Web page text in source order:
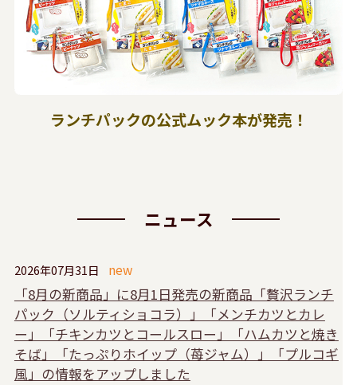
ランチパックの公式ムック本が発売！
ニュース
2026年07月31日
「8月の新商品」に8月1日発売の新商品「贅沢ランチ
パック（ソルティショコラ）」「メンチカツとカレ
ー」「チキンカツとコールスロー」「ハムカツと焼き
そば」「たっぷりホイップ（苺ジャム）」「プルコギ
風」の情報をアップしました